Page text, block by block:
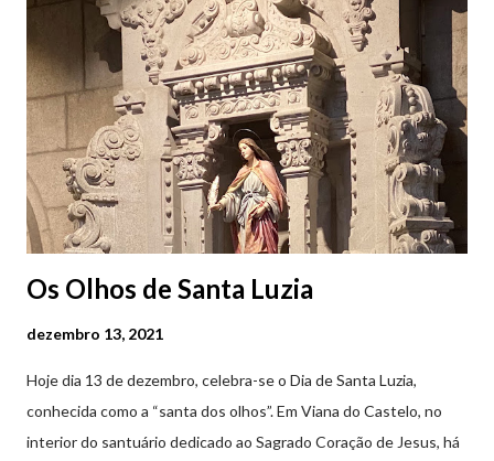
2ª a 5ª feira a partir das 20:00 (DIAS ÚTEIS)
Os Olhos de Santa Luzia
dezembro 13, 2021
Hoje dia 13 de dezembro, celebra-se o Dia de Santa Luzia,
conhecida como a “santa dos olhos”. Em Viana do Castelo, no
interior do santuário dedicado ao Sagrado Coração de Jesus, há